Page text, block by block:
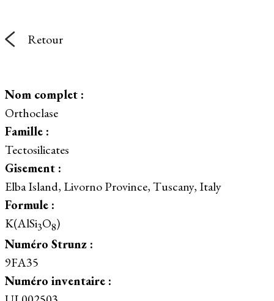
Retour
Nom complet :
Orthoclase
Famille :
Tectosilicates
Gisement :
Elba Island, Livorno Province, Tuscany, Italy
Formule :
K(AlSi3O8)
Numéro Strunz :
9FA35
Numéro inventaire :